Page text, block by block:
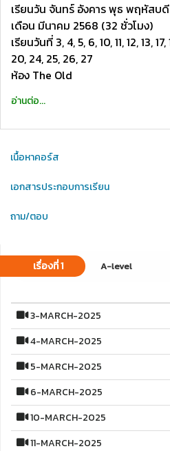
เรียนวัน จันทร์ อังคาร พุธ พฤหัสบดี
เดือน มีนาคม 2568 (32 ชั่วโมง)
เรียนวันที่ 3, 4, 5, 6, 10, 11, 12, 13, 17,
20, 24, 25, 26, 27
ห้อง The Old
อ่านต่อ...
เนื้อหาคอร์ส
เอกสารประกอบการเรียน
ถาม/ตอบ
เรื่องที่ 1 A-level
3-MARCH-2025
4-MARCH-2025
5-MARCH-2025
6-MARCH-2025
10-MARCH-2025
11-MARCH-2025